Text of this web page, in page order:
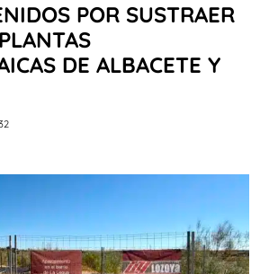
POR SUSTRAER
DE ALBACETE Y